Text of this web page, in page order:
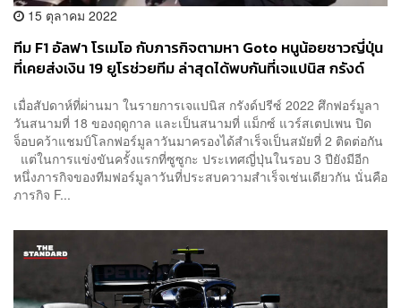
15 ตุลาคม 2022
ทีม F1 อัลฟา โรเมโอ กับภารกิจตามหา Goto หนูน้อยชาวญี่ปุ่น
ที่เคยส่งเงิน 19 ยูโรช่วยทีม ล่าสุดได้พบกันที่เจแปนิส กรังด์
เมื่อสัปดาห์ที่ผ่านมา ในรายการเจแปนิส กรังด์ปรีซ์ 2022 ศึกฟอร์มูลา
วันสนามที่ 18 ของฤดูกาล และเป็นสนามที่ แม็กซ์ แวร์สเตปเพน ปิด
จ็อบคว้าแชมป์โลกฟอร์มูลาวันมาครองได้สำเร็จเป็นสมัยที่ 2 ติดต่อกัน
แต่ในการแข่งขันครั้งแรกที่ซูซูกะ ประเทศญี่ปุ่นในรอบ 3 ปียังมีอีก
หนึ่งภารกิจของทีมฟอร์มูลาวันที่ประสบความสำเร็จเช่นเดียวกัน นั่นคือ
ภารกิจ F...